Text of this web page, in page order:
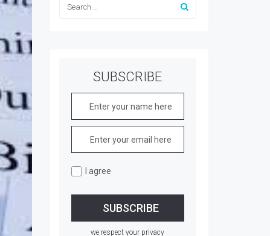
SUBSCRIBE
I agree
we respect your privacy